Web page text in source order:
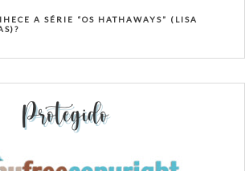
A SÉRIE “OS HATHAWAYS” (LISA
Protegido